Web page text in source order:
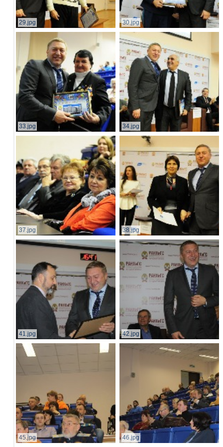
29.jpg 30.jpg
33.jpg 34.jpg
37.jpg 38.jpg
41.jpg 42.jpg
45.jpg 46.jpg